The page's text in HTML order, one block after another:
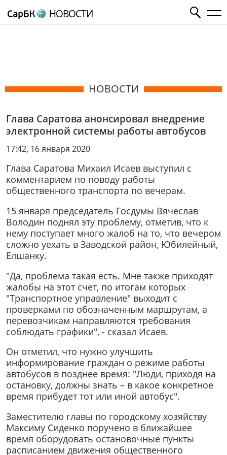
НОВОСТИ
НОВОСТИ
Глава Саратова анонсировал внедрение
электронной системы работы автобусов
17:42, 16 января 2020
Глава Саратова Михаил Исаев выступил с
комментарием по поводу работы
общественного транспорта по вечерам.
15 января председатель Госдумы Вячеслав
Володин поднял эту проблему, отметив, что к
нему поступает много жалоб на то, что вечером
сложно уехать в Заводской район, Юбилейный,
Елшанку.
"Да, проблема такая есть. Мне также приходят
жалобы на этот счет, по итогам которых
"Транспортное управление" выходит с
проверками по обозначенным маршрутам, а
перевозчикам направляются требования
соблюдать графики", - сказал Исаев.
Он отметил, что нужно улучшить
информирование граждан о режиме работы
автобусов в позднее время: "Люди, приходя на
остановку, должны знать – в какое конкретное
время прибудет тот или иной автобус".
Заместителю главы по городскому хозяйству
Максиму Сиденко поручено в ближайшее
время оборудовать остановочные пункты
расписанием движения общественного